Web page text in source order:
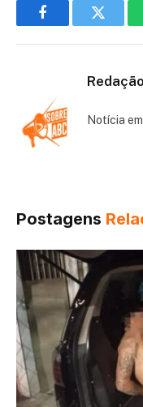
FacebookTwitter
Redação
Notícia
Postagens